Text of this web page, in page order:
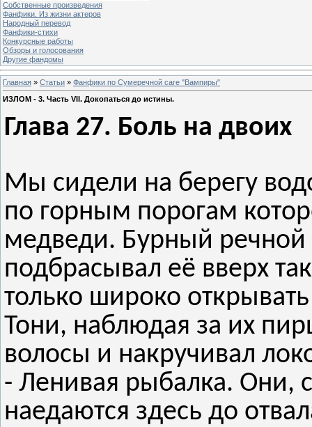
Собственные произведения
Фанфики. Из жизни актеров
Народный перевод
Фанфики-стихи
Конкурсные работы
Обзоры и голосования
Другие фандомы
Главная » Статьи » Фанфики по Сумеречной саге "Вампиры"
ИЗЛОМ - 3. Часть VII. Докопаться до истины.
Глава 27. Боль на двоих
Мы сидели на берегу
по горным порогам
медведи. Бурный речной
подбрасывал её вверх
только широко
Тони, наблюдая за их
волосы и накручивал
- Ленивая рыбалка. Они,
наедаются здесь до